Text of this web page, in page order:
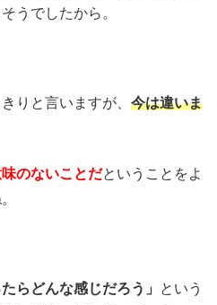
うでしたから。
りと言いますが、 今は違いま
のないことだということをよ
らどんな感じだろう」
という